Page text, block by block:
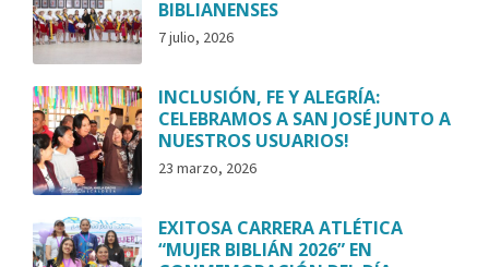
BIBLIANENSES
7 julio, 2026
INCLUSIÓN, FE Y ALEGRÍA:
CELEBRAMOS A SAN JOSÉ JUNTO A
NUESTROS USUARIOS!
23 marzo, 2026
EXITOSA CARRERA ATLÉTICA
“MUJER BIBLIÁN 2026” EN